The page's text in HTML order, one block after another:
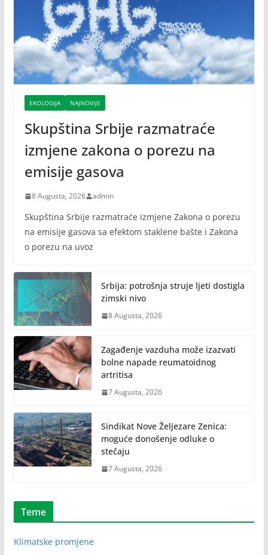
EKOLOGIJA NAJNOVIJE
Skupština Srbije razmatraće
izmjene zakona o porezu na
emisije gasova
8 Augusta, 2026 admin
Skupština Srbije razmatraće izmjene Zakona o porezu
na emisije gasova sa efektom staklene bašte i Zakona
o porezu na uvoz
Srbija: potrošnja struje ljeti dostigla
zimski nivo
8 Augusta, 2026
Zagađenje vazduha može izazvati
bolne napade reumatoidnog
artritisa
7 Augusta, 2026
Sindikat Nove Željezare Zenica:
moguće donošenje odluke o
stečaju
7 Augusta, 2026
Teme
Klimatske promjene